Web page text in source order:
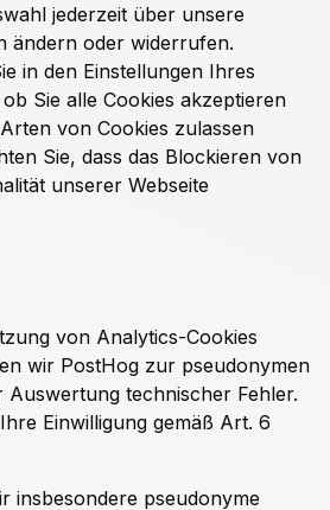
jederzeit über unsere
ändern oder widerrufen.
in den Einstellungen Ihres
Sie alle Cookies akzeptieren
von Cookies zulassen
Sie, dass das Blockieren von
unserer Webseite
von Analytics-Cookies
wir PostHog zur pseudonymen
Auswertung technischer Fehler.
Einwilligung gemäß Art. 6
insbesondere pseudonyme